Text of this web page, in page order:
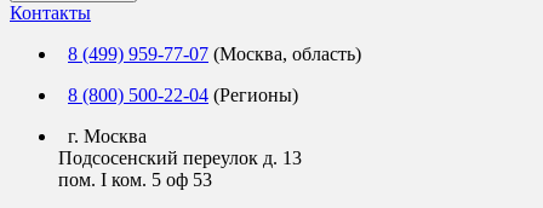
Контакты
8 (499) 959-77-07 (Москва, область)
8 (800) 500-22-04 (Регионы)
г. Москва
Подсосенский переулок д. 13
пом. I ком. 5 оф 53